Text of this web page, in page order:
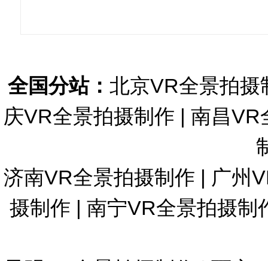
全国分站： 北京VR全景拍摄
庆VR全景拍摄制作 | 南昌VR
济南VR全景拍摄制作 | 广州
摄制作 | 南宁VR全景拍摄制